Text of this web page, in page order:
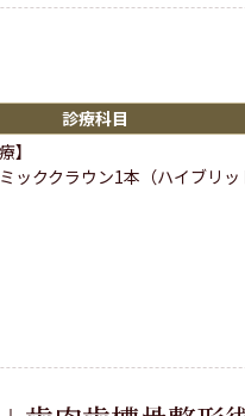
診療科目
】
ッククラウン1本（ハイブリ